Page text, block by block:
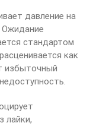
давление на
Ожидание
стандартом
как
избыточный
лайки,